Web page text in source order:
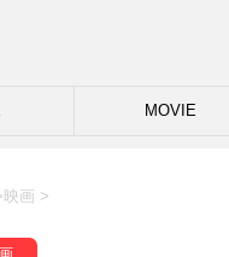
MOVIE
映画 >